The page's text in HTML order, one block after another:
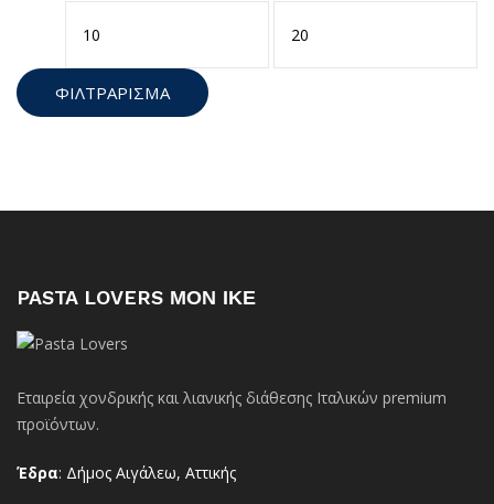
ΦΙΛΤΡΆΡΙΣΜΑ
PASTA LOVERS ΜΟΝ ΙΚΕ
Εταιρεία χονδρικής και λιανικής διάθεσης Ιταλικών premium
προϊόντων.
Έδρα: Δήμος Αιγάλεω, Αττικής